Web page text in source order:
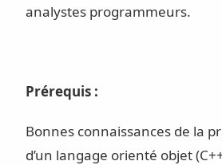
analystes programmeurs.
Prérequis :
Bonnes connaissances de la
d’un langage orienté objet